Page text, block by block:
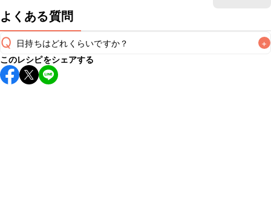
よくある質問
Q 日持ちはどれくらいですか？ +
保存期間は冷蔵で当日中が目安です。なるべくお早めにお召
し上がりください。
このレシピをシェアする